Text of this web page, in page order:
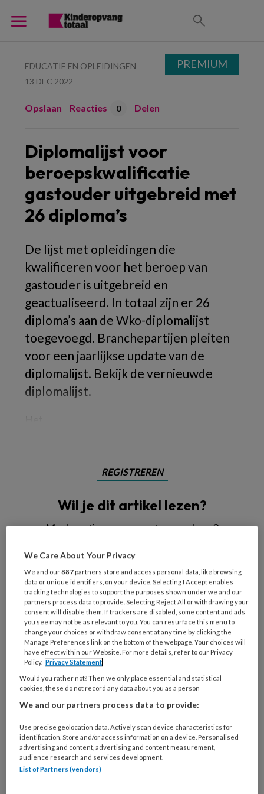
EDUCATIE EN OPLEIDINGEN
13 DEC 2022
Opslaan Reacties 0 Delen
Diplomalijst voor
beroepskwalificatie
gastouder uitgebreid met
26 diploma’s
De lijst met opleidingen die
kwalificeren voor het beroep van
gastouder is uitgebreid en
geactualiseerd. In totaal zijn er 26
diploma’s aan de Wko-diplomalijst
toegevoegd. Branchepartijen pleiten
voor een jaarlijkse update van de
diplomalijst. Bekijk de vernieuwde
diplomalijst.
REGISTREREN
Wil je dit artikel lezen?
Maak gratis een account aan en lees 2
Al een account of abonnement?Log dan in
Wat
is
je
e-
mailadres?
* *
Kies
je
wachtwoord* *
Kies
functie *
Bij
welke
organisatie
PREMIUM
We Care About Your Privacy
We and our887 partners store and access personal data, like browsing
data or unique identifiers, on your device. Selecting I Accept enables
tracking technologies to support the purposes shown under we and our
partners process data to provide. Selecting Reject All or withdrawing your
consent will disable them. If trackers are disabled, some content and ads
you see may not be as relevant to you. You can resurface this menu to
change your choices or withdraw consent at any time by clicking the
Manage Preferences link on the bottom of the webpage. Your choices will
have effect within our Website. For more details, refer to our Privacy
Policy. Privacy Statement
Would you rather not? Then we only place essential and statistical
cookies, these do not record any data about you as a person
We and our partners process data to provide:
Use precise geolocation data. Actively scan device characteristics for
identification. Store and/or access information on a device. Personalised
advertising and content, advertising and content measurement,
audience research and services development.
List of Partners (vendors)